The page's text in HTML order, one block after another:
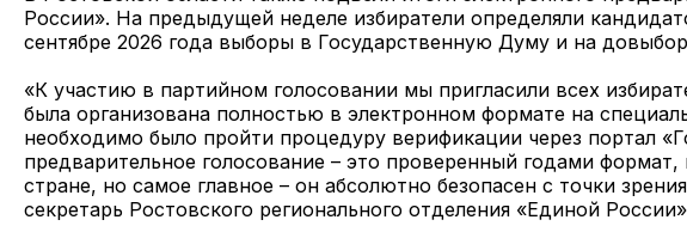
России». На предыдущей неделе избиратели определяли
сентябре 2026 года выборы в Государственную Думу и на
«К участию в партийном голосовании мы пригласили всех
была организована полностью в электронном формате на
необходимо было пройти процедуру верификации через портал
предварительное голосование – это проверенный годами
стране, но самое главное – он абсолютно безопасен с точки
секретарь Ростовского регионального отделения «Единой